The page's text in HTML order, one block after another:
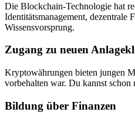
Die Blockchain-Technologie hat
Identitätsmanagement, dezentrale
Wissensvorsprung.
Zugang zu neuen
Kryptowährungen bieten jungen
vorbehalten war. Du kannst schon
Bildung über Finanzen